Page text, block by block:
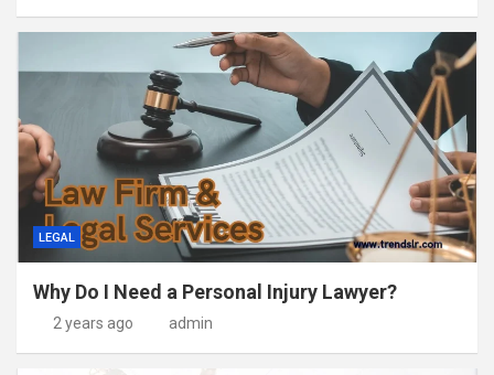
LEGAL
Why Do I Need a Personal Injury Lawyer?
2 years ago admin